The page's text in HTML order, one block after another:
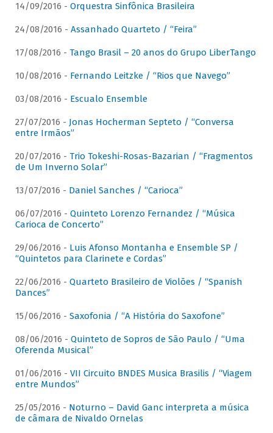
14/09/2016 - Orquestra Sinfônica Brasileira
24/08/2016 - Assanhado Quarteto / “Feira”
17/08/2016 - Tango Brasil – 20 anos do Grupo LiberTango
10/08/2016 - Fernando Leitzke / “Rios que Navego”
03/08/2016 - Escualo Ensemble
27/07/2016 - Jonas Hocherman Septeto / “Conversa
entre Irmãos”
20/07/2016 - Trio Tokeshi-Rosas-Bazarian / “Fragmentos
de Um Inverno Solar”
13/07/2016 - Daniel Sanches / “Carioca”
06/07/2016 - Quinteto Lorenzo Fernandez / “Música
Carioca de Concerto”
29/06/2016 - Luis Afonso Montanha e Ensemble SP /
“Quintetos para Clarinete e Cordas”
22/06/2016 - Quarteto Brasileiro de Violões / “Spanish
Dances”
15/06/2016 - Saxofonia / “A História do Saxofone”
08/06/2016 - Quinteto de Sopros de São Paulo / “Uma
Oferenda Musical”
01/06/2016 - VII Circuito BNDES Musica Brasilis / “Viagem
entre Mundos”
25/05/2016 - Noturno – David Ganc interpreta a música
de câmara de Nivaldo Ornelas